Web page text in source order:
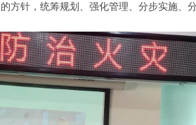
方针，统筹规划、强化管理、分步实施